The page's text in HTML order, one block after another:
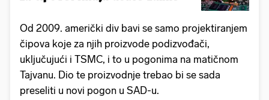
Od 2009. američki div bavi se samo projektiranjem
čipova koje za njih proizvode podizvođači,
uključujući i TSMC, i to u pogonima na matičnom
Tajvanu. Dio te proizvodnje trebao bi se sada
preseliti u novi pogon u SAD-u.